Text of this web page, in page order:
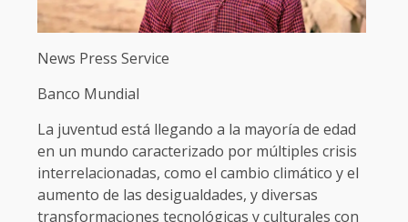
News Press Service
Banco Mundial
La juventud está llegando a la mayoría de edad
en un mundo caracterizado por múltiples crisis
interrelacionadas, como el cambio climático y el
aumento de las desigualdades, y diversas
transformaciones tecnológicas y culturales con